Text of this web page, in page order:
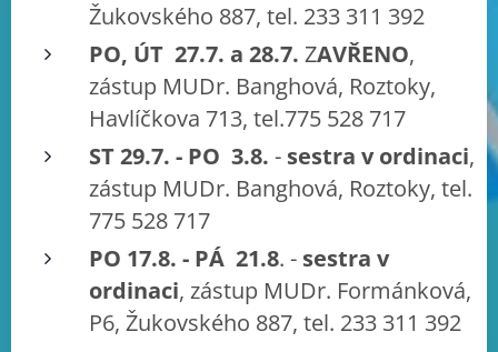
Žukovského 887, tel. 233 311 392
PO, ÚT 27.7. a 28.7. ZAVŘENO,
zástup MUDr. Banghová, Roztoky,
Havlíčkova 713, tel.775 528 717
ST 29.7. - PO 3.8. - sestra v ordinaci,
zástup MUDr. Banghová, Roztoky, tel.
775 528 717
PO 17.8. - PÁ 21.8. - sestra v
ordinaci, zástup MUDr. Formánková,
P6, Žukovského 887, tel. 233 311 392